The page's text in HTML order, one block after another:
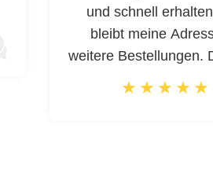
und schnell
bleibt meine
weitere Bestellungen.